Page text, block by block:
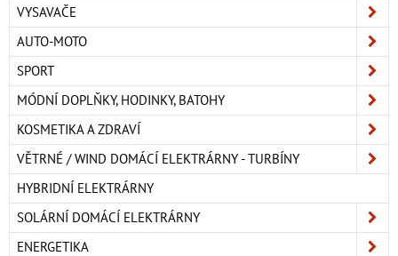
VYSAVAČE
AUTO-MOTO
SPORT
MÓDNÍ DOPLŇKY, HODINKY, BATOHY
KOSMETIKA A ZDRAVÍ
VĚTRNÉ / WIND DOMÁCÍ ELEKTRÁRNY - TURBÍNY
HYBRIDNÍ ELEKTRÁRNY
SOLÁRNÍ DOMÁCÍ ELEKTRÁRNY
ENERGETIKA